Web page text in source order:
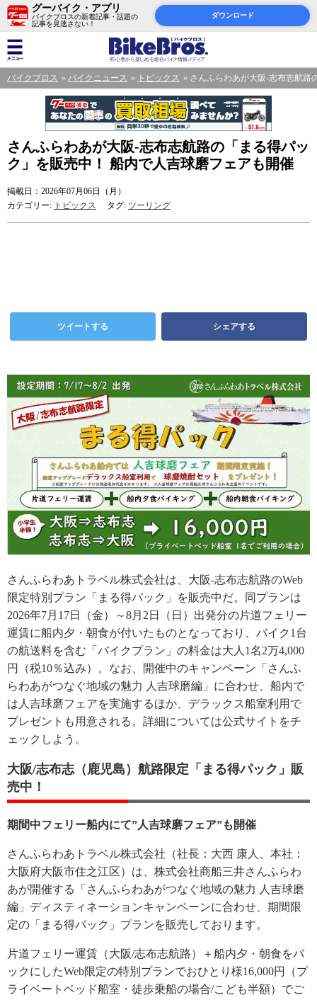
グーバイク・アプリ
バイクブロスの新着記事・話題の
記事を見逃さない！
ダウンロード
バイクブロス バイクニュース トピックス さんふらわあが大阪-志布志航路
さんふらわあが大阪-志布志航路の「まる得パッ
ク」を販売中！ 船内で人吉球磨フェアも開催
掲載日：2026年07月06日（月）
カテゴリー: トピックス タグ: ツーリング
ツイートする シェアする
さんふらわあトラベル株式会社は、大阪-志布志航路のWeb
限定特別プラン「まる得パック」を販売中だ。同プランは
2026年7月17日（金）～8月2日（日）出発分の片道フェリー
運賃に船内夕・朝食が付いたものとなっており、バイク1台
の航送料を含む「バイクプラン」の料金は大人1名2万4,000
円（税10％込み）。なお、開催中のキャンペーン「さんふ
らわあがつなぐ地域の魅力 人吉球磨編」に合わせ、船内で
は人吉球磨フェアを実施するほか、デラックス船室利用で
プレゼントも用意される。詳細については公式サイトをチ
ェックしよう。
大阪/志布志（鹿児島）航路限定「まる得パック」販
売中！
期間中フェリー船内にて”人吉球磨フェア”も開催
さんふらわあトラベル株式会社（社長：大西 康人、本社：
大阪府大阪市住之江区）は、株式会社商船三井さんふらわ
あが開催する「さんふらわあがつなぐ地域の魅力 人吉球磨
編」ディスティネーションキャンペーンに合わせ、期間限
定の「まる得パック」プランを販売しております。
片道フェリー運賃（大阪/志布志航路）＋船内夕・朝食をパ
ックにしたWeb限定の特別プランでおひとり様16,000円（プ
ライベートベッド船室・徒歩乗船の場合/こども半額）でご